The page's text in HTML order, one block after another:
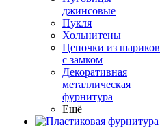
джинсовые
Пукля
Хольнитены
Цепочки из шариков
с замком
Декоративная
металлическая
фурнитура
Ещё